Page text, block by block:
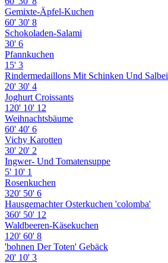
Gemixte-Äpfel-Kuchen
60' 30' 8
Schokoladen-Salami
30' 6
Pfannkuchen
15' 3
Rindermedaillons Mit Schinken Und Salbei
20' 30' 4
Joghurt Croissants
120' 10' 12
Weihnachtsbäume
60' 40' 6
Vichy Karotten
30' 20' 2
Ingwer- Und Tomatensuppe
5' 10' 1
Rosenkuchen
320' 50' 6
Hausgemachter Osterkuchen 'colomba'
360' 50' 12
Waldbeeren-Käsekuchen
120' 60' 8
'bohnen Der Toten' Gebäck
20' 10' 3